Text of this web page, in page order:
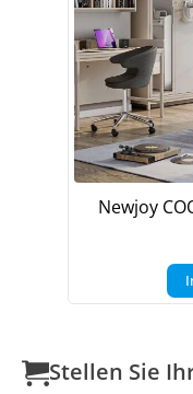
Newjoy
Stellen Sie